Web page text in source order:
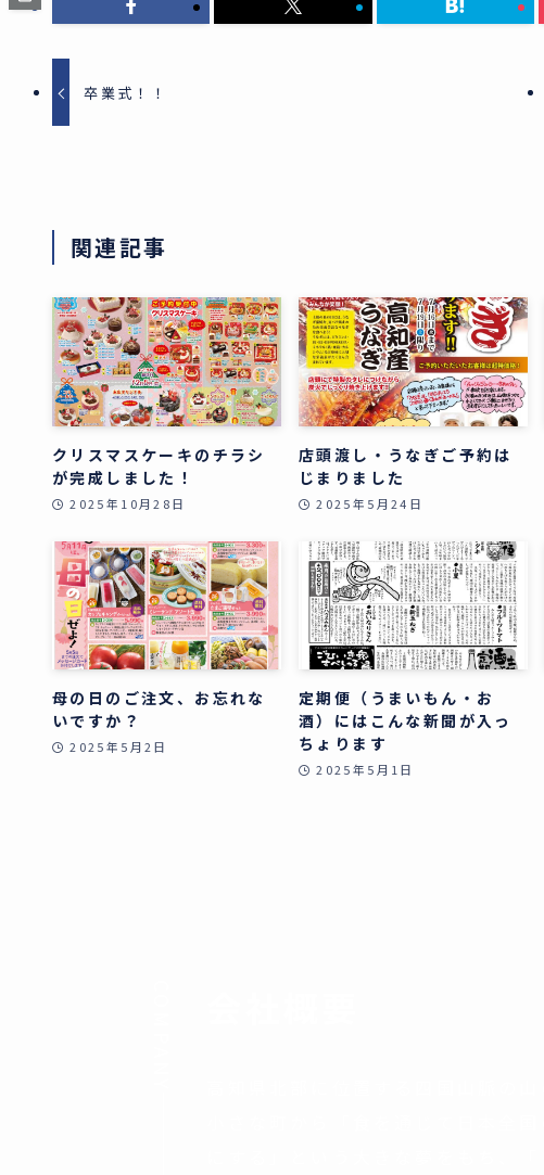
卒業式！！
関連記事
クリスマスケーキのチラシ
が完成しました！
2025年10月28日
店頭渡し・うなぎご予約は
じまりました
2025年5月24日
母の日のご注文、お忘れな
いですか？
2025年5月2日
定期便（うまいもん・お
酒）にはこんな新聞が入っ
ちょります
2025年5月1日